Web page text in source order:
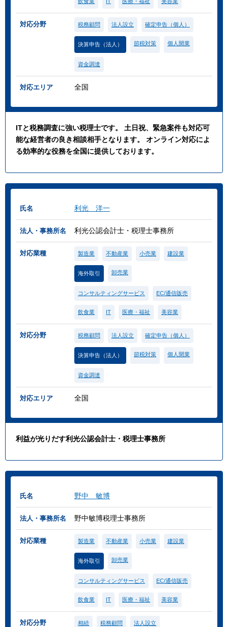
対応分野 税務顧問 法人設立 確定申告（個人）
決算申告（法人） 節税対策 個人開業
資金調達
対応エリア 全国
ITと税務調査に強い税理士です。 土日祝、緊急案件も対応可
能な経営者の良き相談相手となります。 オンライン対応によ
る効率的な役務を全国に提供しております。
氏名 利光 洋一
法人・事務所名 利光公認会計士・税理士事務所
対応業種 製造業 不動産業 小売業 建設業
海外取引 卸売業
コンサルティングサービス EC/通信販売
飲食業 IT 医療・福祉 美容業
対応分野 税務顧問 法人設立 確定申告（個人）
決算申告（法人） 節税対策 個人開業
資金調達
対応エリア 全国
利益が光りだす利光公認会計士・税理士事務所
氏名 野中 敏博
法人・事務所名 野中敏博税理士事務所
対応業種 製造業 不動産業 小売業 建設業
海外取引 卸売業
コンサルティングサービス EC/通信販売
飲食業 IT 医療・福祉 美容業
対応分野 相続 税務顧問 法人設立